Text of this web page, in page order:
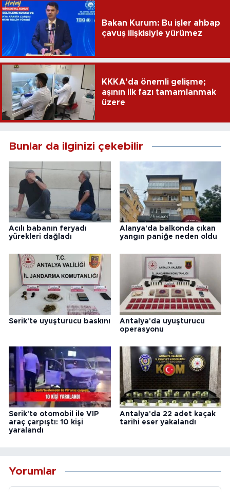
Bakan Kurum: Bu işler ahbap
çavuş ilişkisiyle yürümez
KKKA’da önemli gelişme;
aşının ilk fazı tamamlanmak
üzere
Bunlar da ilginizi çekebilir
Acılı babanın feryadı
yürekleri dağladı
Alanya'da balkonda çıkan
yangın paniğe neden oldu
Serik'te uyuşturucu baskını
Antalya'da uyuşturucu
operasyonu
Serik'te otomobil ile VIP
araç çarpıştı: 10 kişi
yaralandı
Antalya'da 22 adet kaçak
tarihi eser yakalandı
Yorumlar